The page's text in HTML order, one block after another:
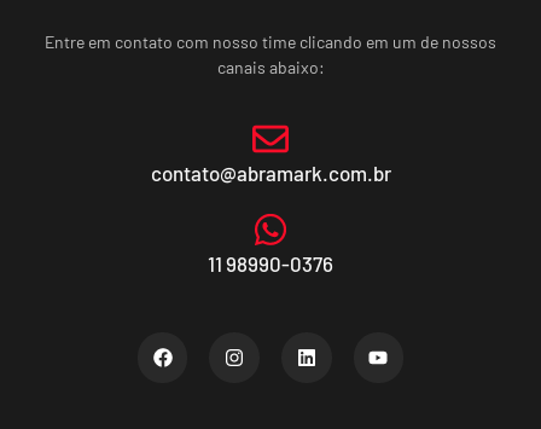
Entre em contato com nosso time clicando em um de nossos
canais abaixo:
contato@abramark.com.br
11 98990-0376